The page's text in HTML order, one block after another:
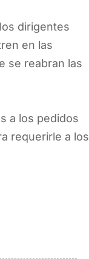
dirigentes
en las
se reabran las
a los pedidos
requerirle a los